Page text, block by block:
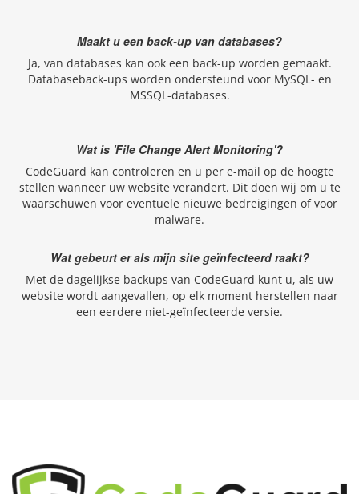
Maakt u een back-up van databases?
Ja, van databases kan ook een back-up worden gemaakt.
Databaseback-ups worden ondersteund voor MySQL- en
MSSQL-databases.
Wat is 'File Change Alert Monitoring'?
CodeGuard kan controleren en u per e-mail op de hoogte
stellen wanneer uw website verandert. Dit doen wij om u te
waarschuwen voor eventuele nieuwe bedreigingen of voor
malware.
Wat gebeurt er als mijn site geïnfecteerd raakt?
Met de dagelijkse backups van CodeGuard kunt u, als uw
website wordt aangevallen, op elk moment herstellen naar
een eerdere niet-geïnfecteerde versie.